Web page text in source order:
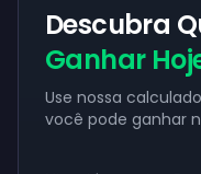
Descubra
Ganhar
Use nossa
você pode ganhar